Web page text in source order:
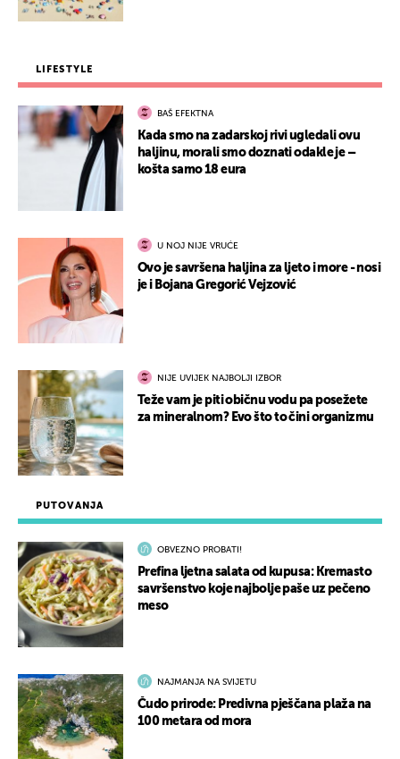
PUTOVANJA
OBVEZNO PROBATI!
Prefina ljetna salata od kupusa: Kremasto
savršenstvo koje najbolje paše uz pečeno
meso
NAJMANJA NA SVIJETU
Čudo prirode: Predivna pješčana plaža na
100 metara od mora
LIFESTYLE
BAŠ EFEKTNA
Kada smo na zadarskoj rivi ugledali ovu
haljinu, morali smo doznati odakle je –
košta samo 18 eura
U NOJ NIJE VRUĆE
Ovo je savršena haljina za ljeto i more - nosi
je i Bojana Gregorić Vejzović
NIJE UVIJEK NAJBOLJI IZBOR
Teže vam je piti običnu vodu pa posežete
za mineralnom? Evo što to čini organizmu